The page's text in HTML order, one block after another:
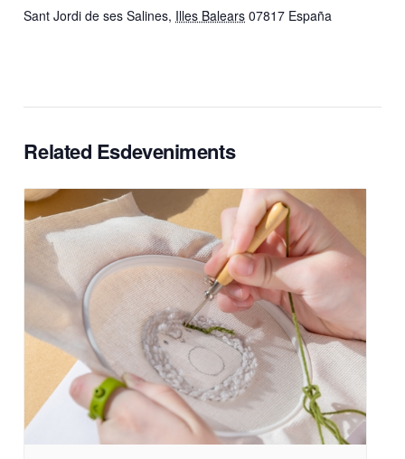
Sant Jordi de ses Salines, Illes Balears 07817 España
Related Esdeveniments